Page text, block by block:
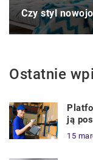
Czy styl
Ostatnie
ją
15